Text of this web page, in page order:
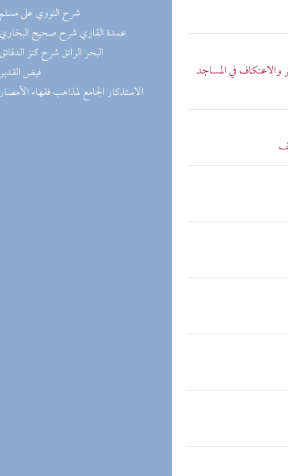
(1) شرح النووي على
(1) عمدة القاري شرح صحيح
(1) البحر الرائق شرح كنز
(1) فيض
(1) الاستذكار الجامع لمذاهب فقهاء
في المساجد